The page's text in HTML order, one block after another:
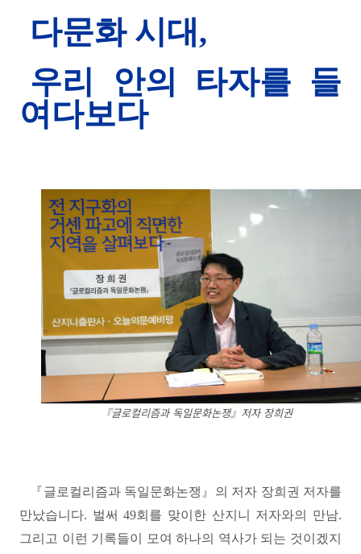
다문화 시대,
우리 안의 타자를 들
여다보다
『글로컬리즘과 독일문화논쟁』저자 장희권
『글로컬리즘과 독일문화논쟁 』 의 저자 장희권 저자를
만났습니다. 벌써49회를 맞이한 산지니 저자와의 만남.
그리고 이런 기록들이 모여 하나의 역사가 되는 것이겠지